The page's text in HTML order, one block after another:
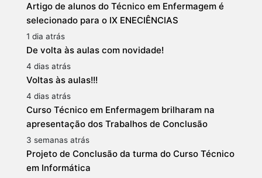
Artigo de alunos do Técnico em Enfermagem é
selecionado para o IX ENECIÊNCIAS
1 dia atrás
De volta às aulas com novidade!
4 dias atrás
Voltas às aulas!!!
4 dias atrás
Curso Técnico em Enfermagem brilharam na
apresentação dos Trabalhos de Conclusão
3 semanas atrás
Projeto de Conclusão da turma do Curso Técnico
em Informática